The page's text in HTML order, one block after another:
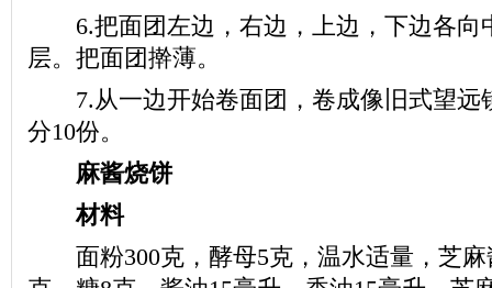
6.把面团左边，右边，上边，下边各向
层。把面团擀薄。
7.从一边开始卷面团，卷成像旧式望远
分10份。
麻酱烧饼
材料
面粉300克，酵母5克，温水适量，芝麻